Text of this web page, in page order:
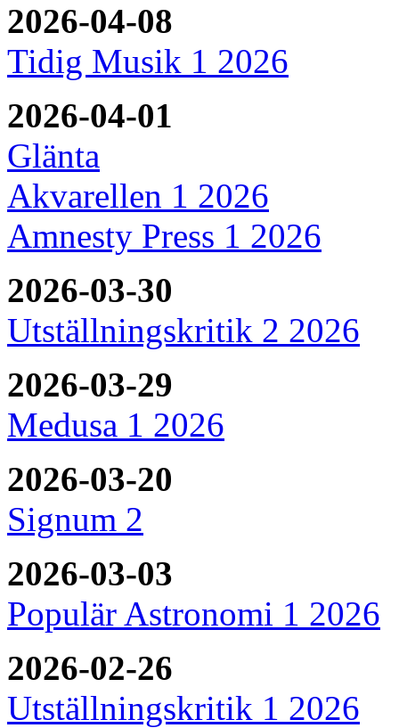
2026-04-08
Tidig Musik 1 2026
2026-04-01
Glänta
Akvarellen 1 2026
Amnesty Press 1 2026
2026-03-30
Utställningskritik 2 2026
2026-03-29
Medusa 1 2026
2026-03-20
Signum 2
2026-03-03
Populär Astronomi 1 2026
2026-02-26
Utställningskritik 1 2026